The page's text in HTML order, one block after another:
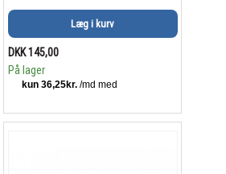
Læg i kurv
DKK 145,00
På lager